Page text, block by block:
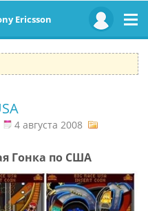
Ericsson
4 августа 2008
Гонка по США